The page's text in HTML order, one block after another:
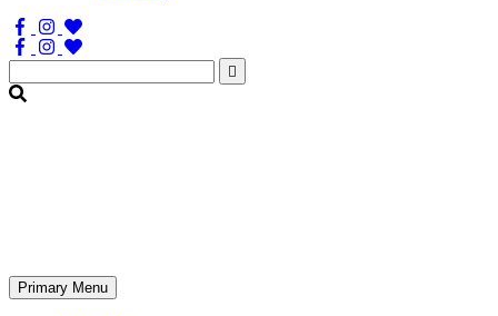
Søg
efter:
Primary Menu